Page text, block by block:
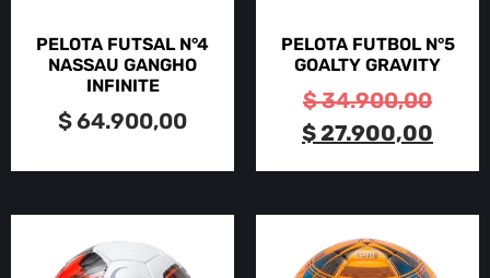
PELOTA FUTSAL N°4
NASSAU GANGHO
INFINITE
$64.900,00
PELOTA FUTBOL N°5
GOALTY GRAVITY
$34.900,00
$27.900,00